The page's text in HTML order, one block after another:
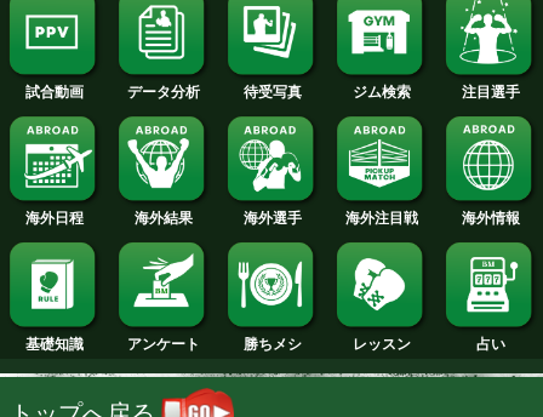
2012年
2011年
2010年